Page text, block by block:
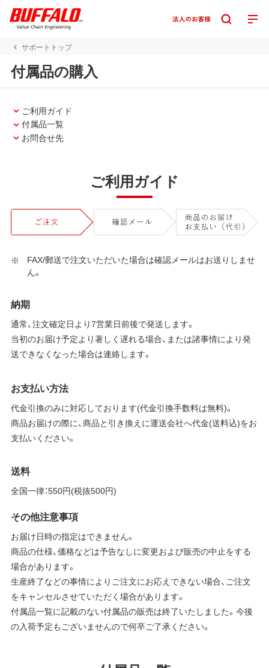
サポートトップ
付属品の購入
ご利用ガイド
付属品一覧
お問合せ先
ご利用ガイド
FAX/郵送で注文いただいた場合は確認メールはお送りしませ
ん。
納期
通常、注文確定日より7営業日前後で発送します。
当初のお届け予定より著しく遅れる場合、または諸事情により発
送できなくなった場合は連絡します。
お支払い方法
代金引換のみに対応しております(代金引換手数料は無料)。
商品お届けの際に、商品と引き換えに運送会社へ代金(送料込)をお
支払いください。
送料
全国一律：550円(税抜500円)
その他注意事項
お届け日時の指定はできません。
商品の仕様、価格などは予告なしに変更および販売の中止をする
場合があります。
生産終了などの事情によりご注文にお応えできない場合、ご注文
をキャンセルさせていただく場合があります。
付属品一覧に記載のない付属品の販売は終了いたしました。今後
の入荷予定もございませんので何卒ご了承ください。